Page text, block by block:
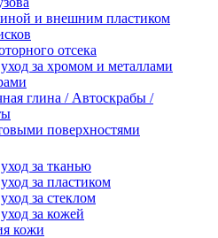
и внешним пластиком
отсека
за хромом и металлами
глина / Автоскрабы /
поверхностями
за тканью
за пластиком
за стеклом
за кожей
кожи